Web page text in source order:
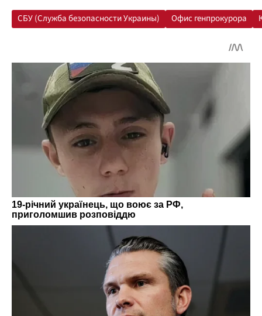
СБУ (Служба безопасности Украины) Офис генпрокурора